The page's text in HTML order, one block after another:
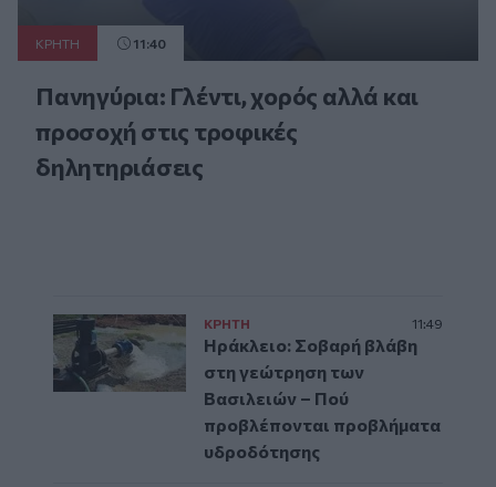
ΚΡΗΤΗ 11:40
Πανηγύρια: Γλέντι, χορός αλλά και
προσοχή στις τροφικές
δηλητηριάσεις
ΚΡΗΤΗ 11:49
Ηράκλειο: Σοβαρή βλάβη
στη γεώτρηση των
Βασιλειών – Πού
προβλέπονται προβλήματα
υδροδότησης